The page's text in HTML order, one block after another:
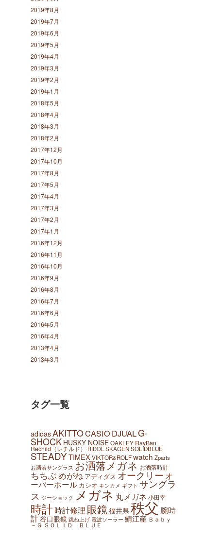
2019年8月
2019年7月
2019年6月
2019年5月
2019年4月
2019年3月
2019年2月
2019年1月
2018年5月
2018年4月
2018年3月
2018年2月
2017年12月
2017年10月
2017年8月
2017年5月
2017年4月
2017年3月
2017年2月
2017年1月
2016年12月
2016年11月
2016年10月
2016年9月
2016年8月
2016年7月
2016年6月
2016年5月
2016年4月
2013年4月
2013年3月
タグ一覧
adidasAKITTOCASIO DJUALG-
SHOCK HUSKY NOISEOAKLEY RayBan
Rechild（レチルド） RIDOL SKAGENSOLIDBLUE
STEADYTIMEX VIKTOR&ROLFwatch Zparts
お洒落サングラス お洒落メガネ お洒落時計
ちちぶめがね アディダス オークリーオ
ーバーホール カシオ キンカメ ギフト サングラ
ス ジーショック メガネ丸メガネ 小田幸
時計時計修理 眼鏡福井県 秩父腕時
計谷口眼鏡跳ね上げ 電波ソーラー 鯖江産 Ｂａｂｙ
－ＧＳＯＬＩＤ ＢＬＵＥ